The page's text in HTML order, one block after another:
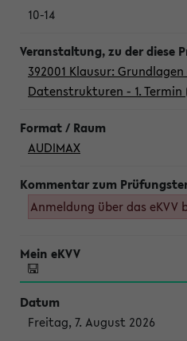
10-14
392001 Klausur:
Datenstrukturen - 1. Termin
AUDIMAX
Anmeldung über das eKVV
Freitag, 7. August 2026